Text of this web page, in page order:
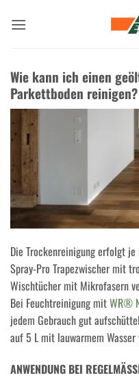
Inhalt
Wie kann ich einen
Parkettboden reinigen?
Die Trockenreinigung erfolgt
Spray-Pro Trapezwischer mit
Wischtücher mit Mikrofasern
Bei Feuchtreinigung mitWR®
jedem Gebrauch gut
auf 5 L mit lauwarmem
ANWENDUNG BEI